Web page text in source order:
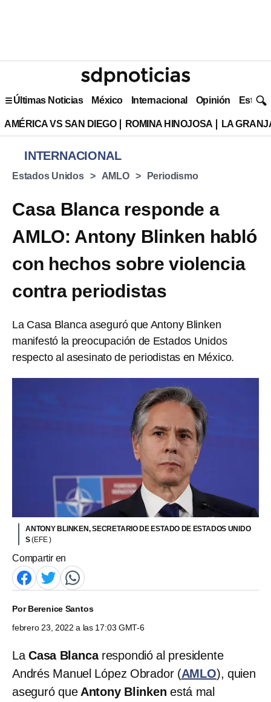
Últimas Noticias México Internacional Opinión Estilo
AMÉRICA VS SAN DIEGO ROMINA HINOJOSA LA
INTERNACIONAL
Estados Unidos AMLO Periodismo
Casa Blanca responde a
AMLO: Antony Blinken habló
con hechos sobre violencia
contra periodistas
La Casa Blanca aseguró que Antony Blinken
manifestó la preocupación de Estados Unidos
respecto al asesinato de periodistas en México.
ANTONY BLINKEN, SECRETARIO DE ESTADO DE ESTADOS UNIDO
S(EFE )
Compartir en
PorBerenice Santos
febrero 23, 2022 a las 17:03 GMT-6
LaCasa Blancarespondió al presidente
Andrés Manuel López Obrador (AMLO), quien
aseguró queAntony Blinken está mal